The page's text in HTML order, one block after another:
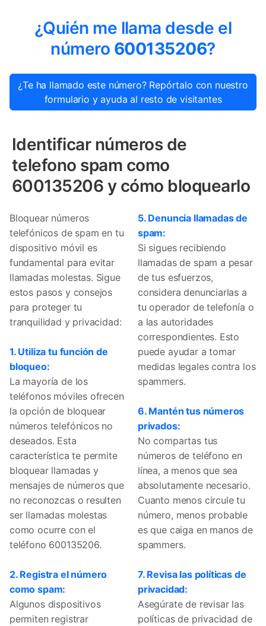
¿Quién me llama desde el
número 600135206?
¿Te ha llamado este número? Repórtalo con nuestro
formulario y ayuda al resto de visitantes
Identificar números de
telefono spam como
600135206 y cómo bloquearlo
Bloquear números
telefónicos de spam en tu
dispositivo móvil es
fundamental para evitar
llamadas molestas. Sigue
estos pasos y consejos
para proteger tu
tranquilidad y privacidad:
1. Utiliza tu función de
bloqueo:
La mayoría de los
teléfonos móviles ofrecen
la opción de bloquear
números telefónicos no
deseados. Esta
característica te permite
bloquear llamadas y
mensajes de números que
no reconozcas o resulten
ser llamadas molestas
como ocurre con el
teléfono 600135206.
2. Registra el número
como spam:
Algunos dispositivos
permiten registrar
5. Denuncia llamadas de
spam:
Si sigues recibiendo
llamadas de spam a pesar
de tus esfuerzos,
considera denunciarlas a
tu operador de telefonía o
a las autoridades
correspondientes. Esto
puede ayudar a tomar
medidas legales contra los
spammers.
6. Mantén tus números
privados:
No compartas tus
números de teléfono en
línea, a menos que sea
absolutamente necesario.
Cuanto menos circule tu
número, menos probable
es que caiga en manos de
spammers.
7. Revisa las políticas de
privacidad:
Asegúrate de revisar las
políticas de privacidad de